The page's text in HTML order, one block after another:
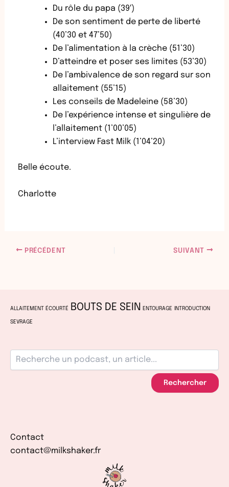
Du rôle du papa (39′)
De son sentiment de perte de liberté
(40’30 et 47’50)
De l’alimentation à la crèche (51’30)
D’atteindre et poser ses limites (53’30)
De l’ambivalence de son regard sur son
allaitement (55’15)
Les conseils de Madeleine (58’30)
De l’expérience intense et singulière de
l’allaitement (1’00’05)
L’interview Fast Milk (1’04’20)
Belle écoute.
Charlotte
PRÉCÉDENT SUIVANT
ALLAITEMENT ÉCOURTÉ BOUTS DE SEIN ENTOURAGE INTRODUCTION
SEVRAGE
Rechercher
Contact
contact@milkshaker.fr